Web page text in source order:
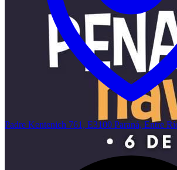
Padre Kentenich 761, E3100 Paraná, Entre